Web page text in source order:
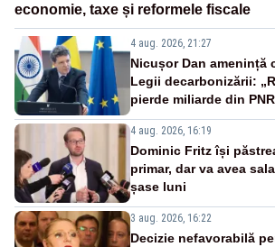
economie, taxe și reformele fiscale
4 aug. 2026, 21:27
Nicușor Dan amenință
Legii decarbonizării:
pierde miliarde din
4 aug. 2026, 16:19
Dominic Fritz își
primar, dar va avea
șase luni
3 aug. 2026, 16:22
Decizie nefavorabilă